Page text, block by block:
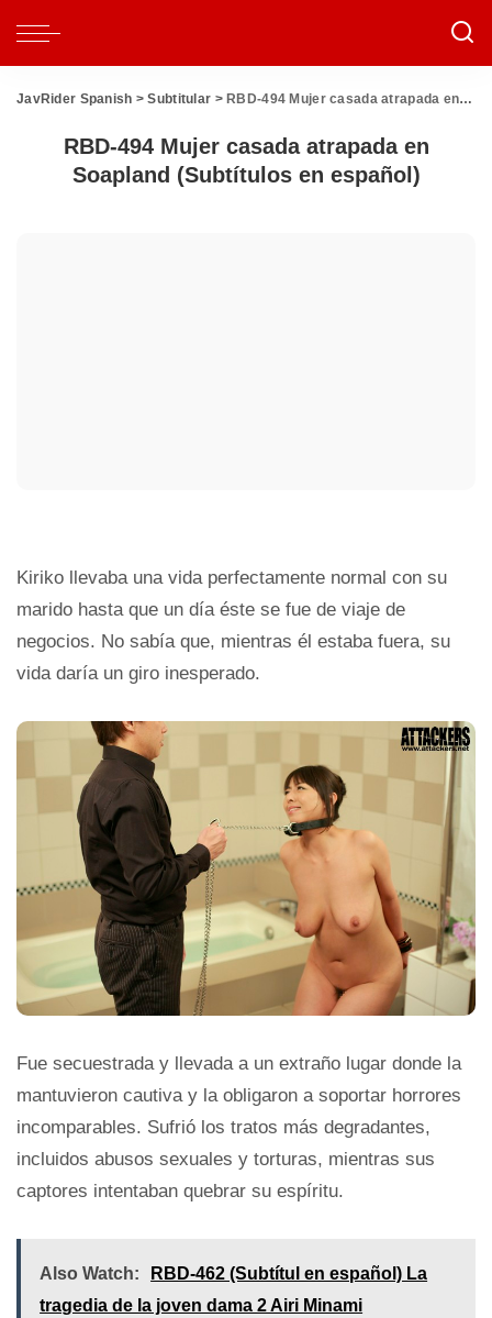
JavRider Spanish >Subtitular > RBD-494 Mujer casada atrapada en Soapland (Subtítulos en español)
RBD-494 Mujer casada atrapada en
Soapland (Subtítulos en español)
Kiriko llevaba una vida perfectamente normal con su
marido hasta que un día éste se fue de viaje de
negocios. No sabía que, mientras él estaba fuera, su
vida daría un giro inesperado.
Fue secuestrada y llevada a un extraño lugar donde la
mantuvieron cautiva y la obligaron a soportar horrores
incomparables. Sufrió los tratos más degradantes,
incluidos abusos sexuales y torturas, mientras sus
captores intentaban quebrar su espíritu.
Also Watch:
RBD-462 (Subtítul en español) La
tragedia de la joven dama 2 Airi Minami